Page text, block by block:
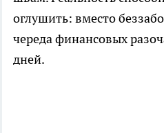
оглушить: вместо
череда финансовых
дней.